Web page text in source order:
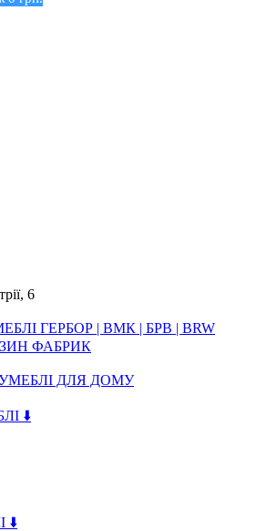
6
ГЕРБОР | ВМК | БРВ | BRW
ФАБРИК
МЕБЛІ ДЛЯ ДОМУ
⬇️
⬇️